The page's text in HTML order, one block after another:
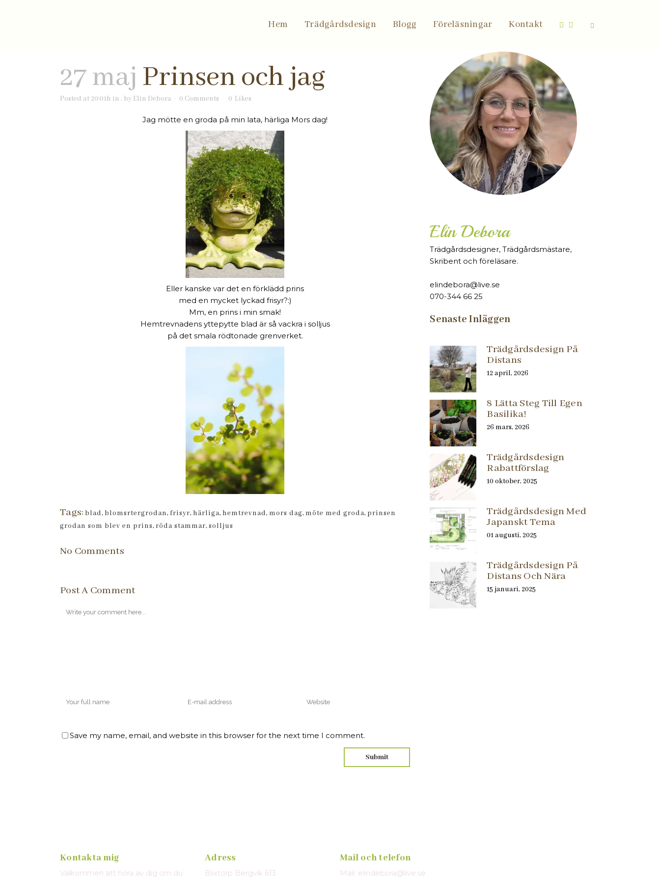
Hem Trädgårdsdesign Blogg Föreläsningar Kontakt
27 maj Prinsen och jag
Posted at 20:01h in . by Elin Debora 0 Comments 0 Likes
Jag mötte en groda på min lata, härliga Mors dag!
Eller kanske var det en förklädd prins
med en mycket lyckad frisyr?:)
Mm, en prins i min smak!
Hemtrevnadens yttepytte blad är så vackra i solljus
på det smala rödtonade grenverket.
Tags: blad,blomsrtergrodan,frisyr,härliga,hemtrevnad,mors dag,möte med groda,prinsen
grodan som blev en prins, röda stammar, solljus
No Comments
Post A Comment
Save my name, email, and website in this browser for the next time I comment.
Elin Debora
Trädgårdsdesigner, Trädgårdsmästare,
Skribent och föreläsare.
elindebora@live.se
070-344 66 25
Senaste Inläggen
Trädgårdsdesign På
Distans
12 april, 2026
8 Lätta Steg Till Egen
Basilika!
26 mars, 2026
Trädgårdsdesign
Rabattförslag
10 oktober, 2025
Trädgårdsdesign Med
Japanskt Tema
01 augusti, 2025
Trädgårdsdesign På
Distans Och Nära
15 januari, 2025
Kontakta mig
Välkommen att höra av dig om du
Adress
Blixtorp Bergvik 613
Mail och telefon
Mail: elindebora@live.se